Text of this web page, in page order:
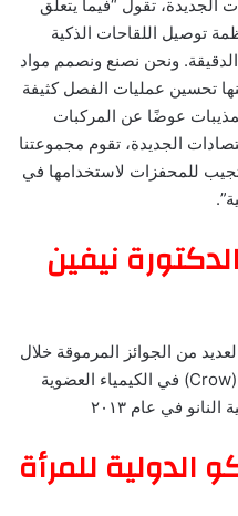
الجديدة، تقول “فيما يتعلق
توصيل اللقاحات الذكية
ونحن نصنع ونصمم مواد
تحسين عمليات الفصل كثيفة
عوضًا عن المركبات
الجديدة، تقوم مجموعتنا
للمحفزات لاستخدامها في
نيفين
من الجوائز المرموقة خلال
مسيرتها المهنية، بما في ذلك جائزة (Crow) في الكيمياء العضوية
الدولية للمرأة